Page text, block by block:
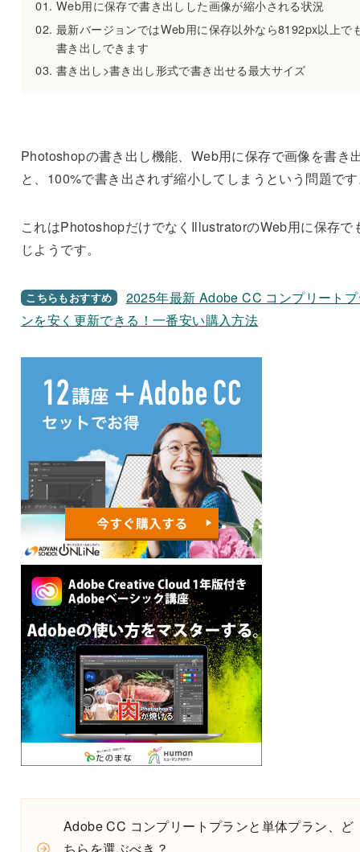
Web用に保存で書き出しした画像が縮小される状況
最新バージョンではWeb用に保存以外なら8192px以上で
書き出しできます
書き出し>書き出し形式で書き出せる最大サイズ
Photoshopの書き出し機能、Web用に保存で画像を書き
と、100%で書き出されず縮小してしまうという問題で
これはPhotoshopだけでなくIllustratorのWeb用に保存で
じようです。
こちらもおすすめ
2025年最新 Adobe CC コンプリート
ンを安く更新できる！一番安い購入方法
Adobe CC コンプリートプランと単体プラン、ど